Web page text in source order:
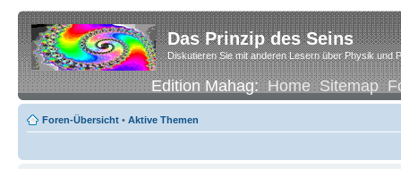
Das Prinzip des Seins
Diskutieren Sie mit anderen Lesern über Physik und
Edition Mahag:Home Sitemap
Foren-Übersicht • Aktive Themen